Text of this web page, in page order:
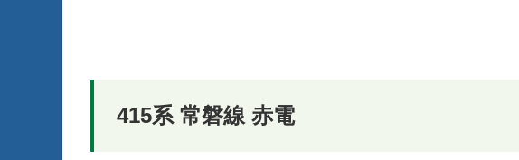
415系 常磐線 赤電